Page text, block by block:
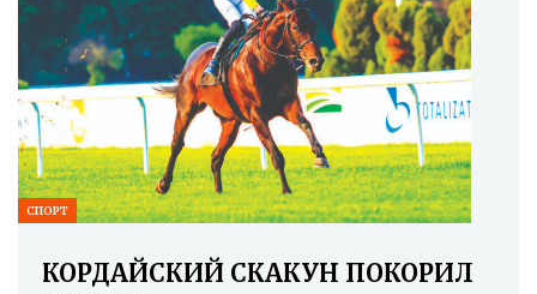
СПОРТ
КОРДАЙСКИЙ СКАКУН ПОКОРИЛ